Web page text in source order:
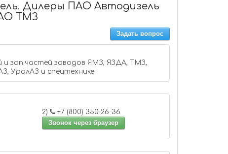
Дилеры ПАО Автодизель
ТМЗ
Задать вопрос
ЯМЗ, ЯЗДА, ТМЗ,
УралАЗ и спецтехнике
2)
+7 (800) 350-26-36
Звонок через браузер